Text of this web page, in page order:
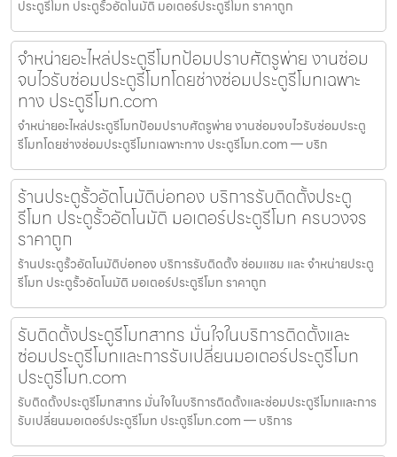
ประตูรีโมท ประตูรั้วอัตโนมัติ มอเตอร์ประตูรีโมท ราคาถูก
จำหน่ายอะไหล่ประตูรีโมทป้อมปราบศัตรูพ่าย งานซ่อม
จบไวรับซ่อมประตูรีโมทโดยช่างซ่อมประตูรีโมทเฉพาะ
ทาง ประตูรีโมท.com
จำหน่ายอะไหล่ประตูรีโมทป้อมปราบศัตรูพ่าย งานซ่อมจบไวรับซ่อมประตู
รีโมทโดยช่างซ่อมประตูรีโมทเฉพาะทาง ประตูรีโมท.com — บริก
ร้านประตูรั้วอัตโนมัติบ่อทอง บริการรับติดตั้งประตู
รีโมท ประตูรั้วอัตโนมัติ มอเตอร์ประตูรีโมท ครบวงจร
ราคาถูก
ร้านประตูรั้วอัตโนมัติบ่อทอง บริการรับติดตั้ง ซ่อมแซม และ จำหน่ายประตู
รีโมท ประตูรั้วอัตโนมัติ มอเตอร์ประตูรีโมท ราคาถูก
รับติดตั้งประตูรีโมทสาทร มั่นใจในบริการติดตั้งและ
ซ่อมประตูรีโมทและการรับเปลี่ยนมอเตอร์ประตูรีโมท
ประตูรีโมท.com
รับติดตั้งประตูรีโมทสาทร มั่นใจในบริการติดตั้งและซ่อมประตูรีโมทและการ
รับเปลี่ยนมอเตอร์ประตูรีโมท ประตูรีโมท.com — บริการ